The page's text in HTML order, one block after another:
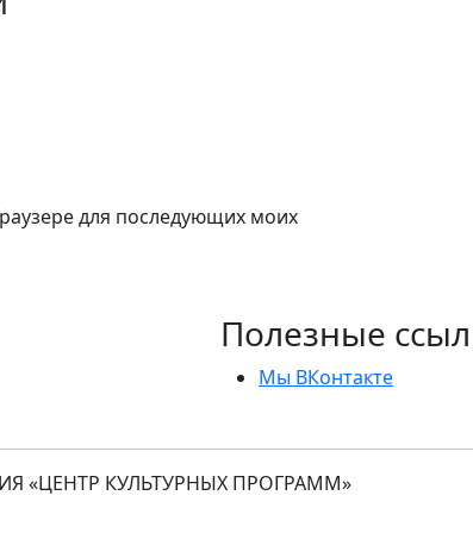
для последующих моих
Полезные
Мы ВКонтакте
«ЦЕНТР КУЛЬТУРНЫХ ПРОГРАММ»